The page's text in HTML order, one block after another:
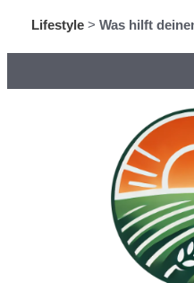
Lifestyle> Was hilft